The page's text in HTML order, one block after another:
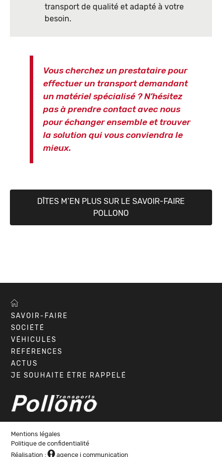
transport de qualité et adapté à votre
besoin.
Vous cherchez un prestataire pour
effectuer un transport demandant
un matériel spécialisé ? N’hésitez
pas à prendre contact avec nous
pour échanger ensemble et trouver
la solution qui vous conviendra le
mieux.
DÎTES M’EN PLUS SUR LE SAVOIR-FAIRE
POLLONO
7
SAVOIR-FAIRE
SOCIÉTÉ
VÉHICULES
RÉFÉRENCES
ACTUS
JE SOUHAITE ÊTRE RAPPELÉ
Mentions légales
Politique de confidentialité
Réalisation :W agence i communication